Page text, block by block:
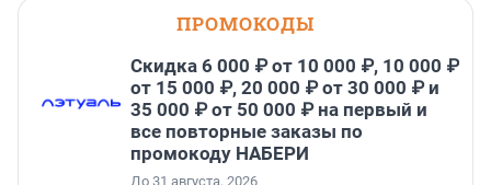
ПРОМОКОДЫ
Скидка 6 000 ₽ от 10 000 ₽, 10 000 ₽
от 15 000 ₽, 20 000 ₽ от 30 000 ₽ и
35 000 ₽ от 50 000 ₽ на первый и
все повторные заказы по
промокоду НАБЕРИ
До 31 августа, 2026